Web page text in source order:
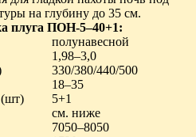
на глубину до 35 см.
плуга ПОН-5‒40+1:
полунавесной
1,98‒3,0
330/380/440/500
18‒35
(шт)
5+1
см. ниже
7050‒8050